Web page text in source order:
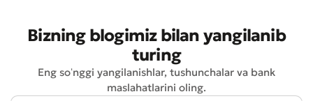
Yuborish
* Barcha maydonlar to'ldirilishi shart
Yuborish
Bizning blogimiz bilan yangilanib
turing
Eng soʻnggi yangilanishlar, tushunchalar va bank
maslahatlarini oling.